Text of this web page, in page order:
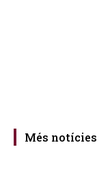
Més notícies